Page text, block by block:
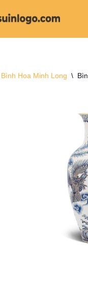
Bình Hoa Minh Long \